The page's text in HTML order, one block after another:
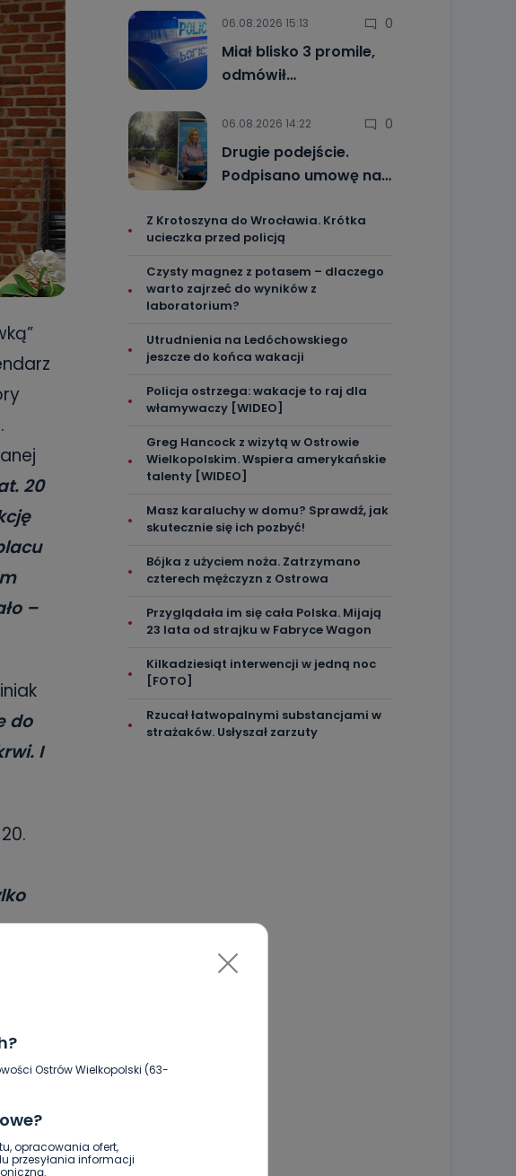
Ostrów Wielkopolski (63-
opracowania ofert,
przesyłania informacji
20
–
do
I
był
06.08.2026 15:13 0
Miał blisko 3 promile,
odmówił…
06.08.2026 14:22 0
Drugie podejście.
Podpisano umowę na…
Z Krotoszyna do Wrocławia. Krótka
ucieczka przed policją
Czysty magnez z potasem – dlaczego
warto zajrzeć do wyników z
laboratorium?
Utrudnienia na Ledóchowskiego
jeszcze do końca wakacji
Policja ostrzega: wakacje to raj dla
włamywaczy [WIDEO]
Greg Hancock z wizytą w Ostrowie
Wielkopolskim. Wspiera amerykańskie
talenty [WIDEO]
Masz karaluchy w domu? Sprawdź, jak
skutecznie się ich pozbyć!
Bójka z użyciem noża. Zatrzymano
czterech mężczyzn z Ostrowa
Przyglądała im się cała Polska. Mijają
23 lata od strajku w Fabryce Wagon
Kilkadziesiąt interwencji w jedną noc
[FOTO]
Rzucał łatwopalnymi substancjami w
strażaków. Usłyszał zarzuty